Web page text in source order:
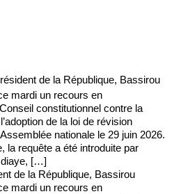
de la République, Bassirou
mardi un recours en
constitutionnel contre la
de la loi de révision
nationale le 29 juin 2026.
la requête a été introduite par
[…]
de la République, Bassirou
mardi un recours en